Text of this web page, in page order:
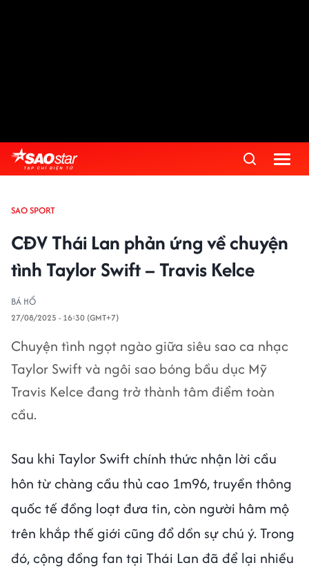
SAO SPORT
CĐV Thái Lan phản ứng về chuyện
tình Taylor Swift – Travis Kelce
BÁ HỔ
27/08/2025 - 16:30 (GMT+7)
Chuyện tình ngọt ngào giữa siêu sao ca nhạc
Taylor Swift và ngôi sao bóng bầu dục Mỹ
Travis Kelce đang trở thành tâm điểm toàn
cầu.
Sau khi Taylor Swift chính thức nhận lời cầu
hôn từ chàng cầu thủ cao 1m96, truyền thông
quốc tế đồng loạt đưa tin, còn người hâm mộ
trên khắp thế giới cũng đổ dồn sự chú ý. Trong
đó, cộng đồng fan tại Thái Lan đã để lại nhiều